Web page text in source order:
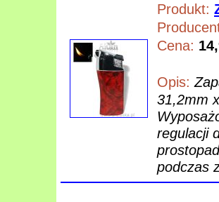
Produkt:
Cena:
Opis:
31,2mm
regulacji
podczas